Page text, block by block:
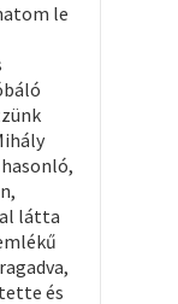
le
látta
és